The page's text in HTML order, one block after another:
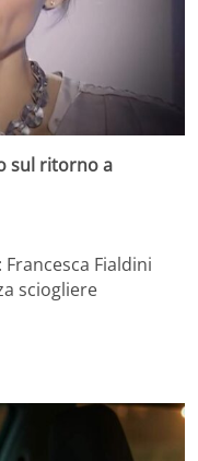
sul ritorno a
Fialdini
sciogliere